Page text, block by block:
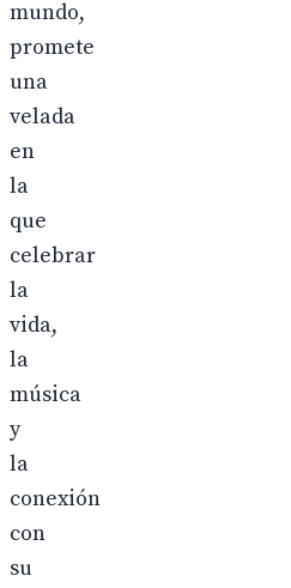
mundo,
promete
una
velada
en
la
que
celebrar
la
vida,
la
música
y
la
conexión
con
su